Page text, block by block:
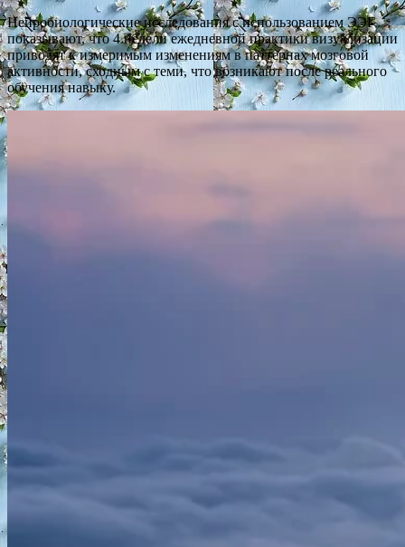
Нейробиологические исследования с использованием ЭЭГ
показывают, что 4 недели ежедневной практики визуализации
приводят к измеримым изменениям в паттернах мозговой
активности, сходным с теми, что возникают после реального
обучения навыку.